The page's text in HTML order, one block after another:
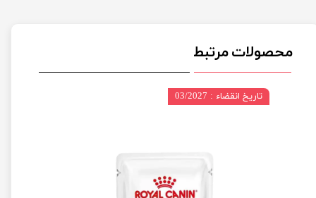
محصولات مرتبط
تاریخ انقضاء : 03/2027